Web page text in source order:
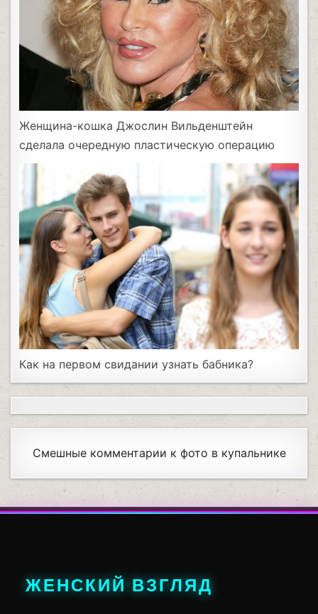
Женщина-кошка Джослин Вильденштейн
сделала очередную пластическую операцию
Как на первом свидании узнать бабника?
Смешные комментарии к фото в купальнике
ЖЕНСКИЙ ВЗГЛЯД